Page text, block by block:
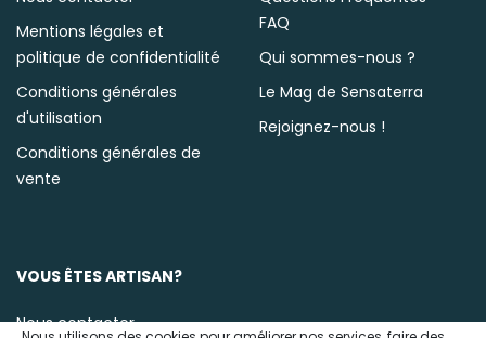
Mentions légales et
politique de confidentialité
Conditions générales
d'utilisation
Conditions générales de
vente
FAQ
Qui sommes-nous ?
Le Mag de Sensaterra
Rejoignez-nous !
VOUS ÊTES ARTISAN?
Nous contacter